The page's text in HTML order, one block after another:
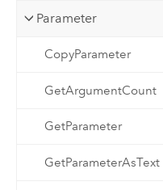
Parameter
CopyParameter
GetArgumentCount
GetParameter
GetParameterAsText